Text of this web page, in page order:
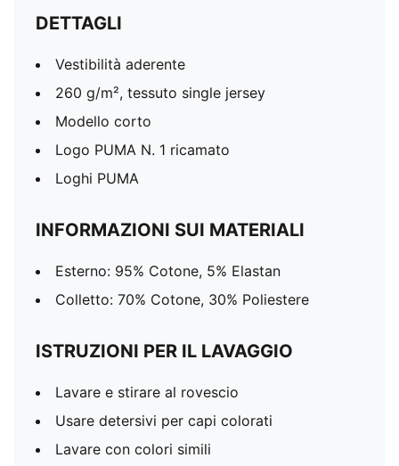
DETTAGLI
Vestibilità aderente
260 g/m², tessuto single jersey
Modello corto
Logo PUMA N. 1 ricamato
Loghi PUMA
INFORMAZIONI SUI MATERIALI
Esterno: 95% Cotone, 5% Elastan
Colletto: 70% Cotone, 30% Poliestere
ISTRUZIONI PER IL LAVAGGIO
Lavare e stirare al rovescio
Usare detersivi per capi colorati
Lavare con colori simili